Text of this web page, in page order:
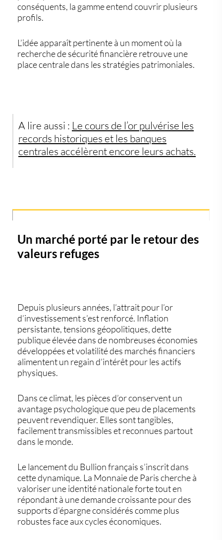
conséquents, la gamme entend couvrir plusieurs
profils.
L’idée apparaît pertinente à un moment où la
recherche de sécurité financière retrouve une
place centrale dans les stratégies patrimoniales.
A lire aussi : Le cours de l’or pulvérise les
records historiques et les banques
centrales accélèrent encore leurs achats.
Un marché porté par le retour des
valeurs refuges
Depuis plusieurs années, l’attrait pour l’or
d’investissements’est renforcé. Inflation
persistante, tensions géopolitiques, dette
publique élevée dans de nombreuses économies
développées et volatilité des marchés financiers
alimentent un regain d’intérêt pour les actifs
physiques.
Dans ce climat, les pièces d’or conservent un
avantage psychologique que peu de placements
peuvent revendiquer. Elles sont tangibles,
facilement transmissibles et reconnues partout
dans le monde.
Le lancement du Bullion français s’inscrit dans
cette dynamique. La Monnaie de Paris cherche à
valoriser une identité nationale forte tout en
répondant à une demande croissante pour des
supports d’épargne considérés comme plus
robustes face aux cycles économiques.